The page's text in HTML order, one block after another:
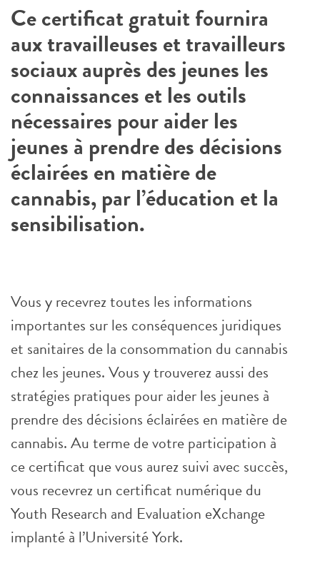
Ce certificat gratuit fournira
aux travailleuses et travailleurs
sociaux auprès des jeunes les
connaissances et les outils
nécessaires pour aider les
jeunes à prendre des décisions
éclairées en matière de
cannabis, par l’éducation et la
sensibilisation.
Vous y recevrez toutes les informations
importantes sur les conséquences juridiques
et sanitaires de la consommation du cannabis
chez les jeunes. Vous y trouverez aussi des
stratégies pratiques pour aider les jeunes à
prendre des décisions éclairées en matière de
cannabis. Au terme de votre participation à
ce certificat que vous aurez suivi avec succès,
vous recevrez un certificat numérique du
Youth Research and Evaluation eXchange
implanté à l’Université York.